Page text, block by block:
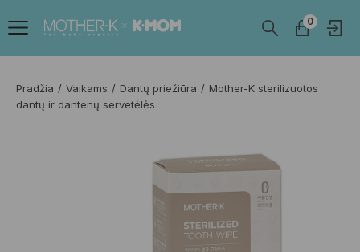
0
Pradžia Vaikams Dantų priežiūra
Mother-K sterilizuotos
dantų ir dantenų servetėlės